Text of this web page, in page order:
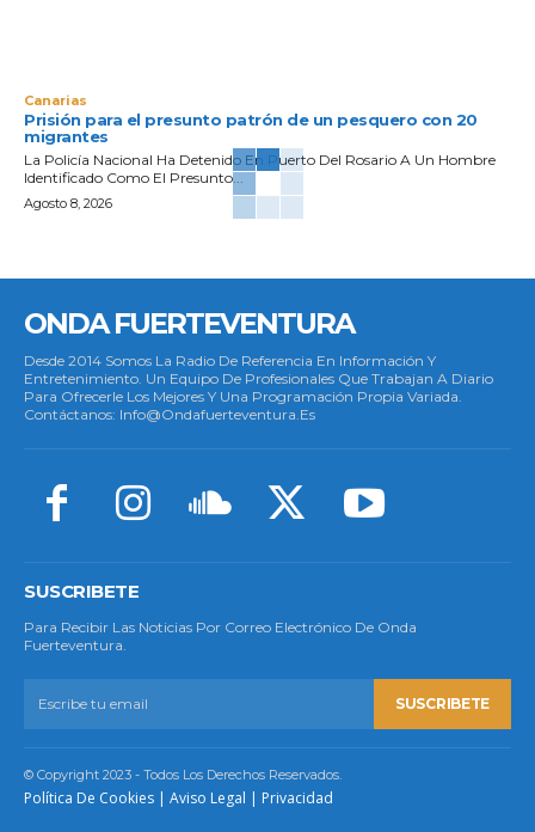
Canarias
Prisión para el presunto patrón de un pesquero con 20
migrantes
La Policía Nacional Ha Detenido En Puerto Del Rosario A Un Hombre
Identificado Como El Presunto...
Agosto 8, 2026
ONDA FUERTEVENTURA
Desde 2014 Somos La Radio De Referencia En Información Y
Entretenimiento. Un Equipo De Profesionales Que Trabajan A Diario
Para Ofrecerle Los Mejores Y Una Programación Propia Variada.
Contáctanos: Info@ondafuerteventura.es
SUSCRIBETE
Para Recibir Las Noticias Por Correo Electrónico De Onda
Fuerteventura.
SUSCRIBETE
© Copyright 2023 - Todos Los Derechos Reservados.
Política De Cookies | Aviso Legal | Privacidad